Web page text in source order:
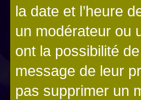
la date et l’heure
un modérateur ou
ont la possibilité
message de leur
pas supprimer un